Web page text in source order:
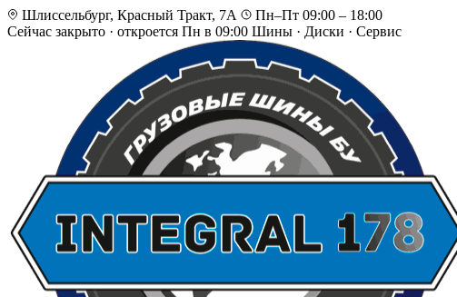
Шлиссельбург, Красный Тракт, 7А
Пн–Пт 09:00 – 18:00
Сейчас закрыто · откроется Пн в 09:00 Шины · Диски · Сервис